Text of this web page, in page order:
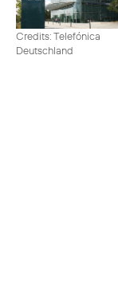
Credits: Telefónica
Deutschland